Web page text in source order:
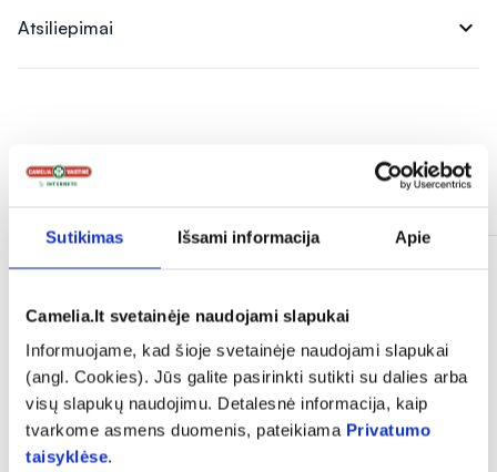
Sutikimas Išsami informacija Apie
Camelia.lt svetainėje naudojami slapukai
Informuojame, kad šioje svetainėje naudojami slapukai
(angl. Cookies). Jūs galite pasirinkti sutikti su dalies arba
visų slapukų naudojimu. Detalesnė informacija, kaip
tvarkome asmens duomenis, pateikiama Privatumo
taisyklėse.
Atsiliepimai expand_more